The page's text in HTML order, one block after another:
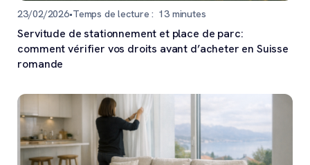
23/02/2026•Temps de lecture : 13minutes
Servitude de stationnement et place de parc:
comment vérifier vos droits avant d’acheter en Suisse
romande